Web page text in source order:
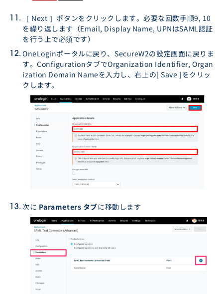
［ Next ］ボタンをクリックします。必要な回数手順9, 10
を繰り返します（Email, Display Name, UPNはSAML認証
を行う上で必須です）
OneLoginポータルに戻り、SecureW2の設定画面に戻りま
す。ConfigurationタブでOrganization Identifier, Organ
ization Domain Nameを入力し、右上の[ Save ]をクリッ
クします。
次に Parameters タブに移動します